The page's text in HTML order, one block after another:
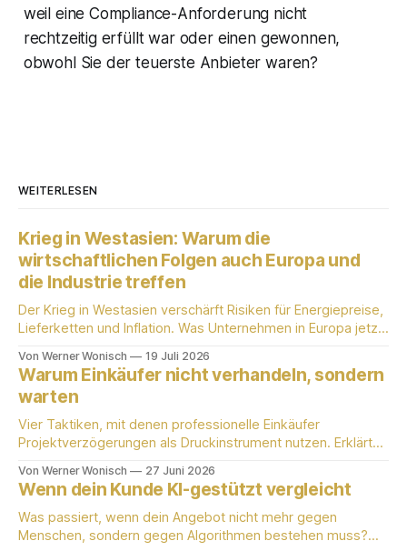
weil eine Compliance-Anforderung nicht
rechtzeitig erfüllt war oder einen gewonnen,
obwohl Sie der teuerste Anbieter waren?
WEITERLESEN
Krieg in Westasien: Warum die
wirtschaftlichen Folgen auch Europa und
die Industrie treffen
Der Krieg in Westasien verschärft Risiken für Energiepreise,
Lieferketten und Inflation. Was Unternehmen in Europa jetzt
Von Werner Wonisch 19 Juli 2026
Warum Einkäufer nicht verhandeln, sondern
warten
Vier Taktiken, mit denen professionelle Einkäufer
Projektverzögerungen als Druckinstrument nutzen. Erklärt
B2B-Erfahrung.
Von Werner Wonisch 27 Juni 2026
Wenn dein Kunde KI-gestützt vergleicht
Was passiert, wenn dein Angebot nicht mehr gegen
Menschen, sondern gegen Algorithmen bestehen muss?